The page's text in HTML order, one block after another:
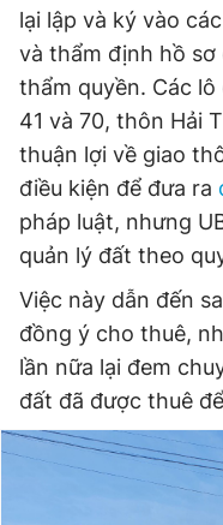
lại lập và ký vào các
và thẩm định hồ
thẩm quyền. Các
41 và 70, thôn Hải
thuận lợi về giao
điều kiện để đưa ra
pháp luật, nhưng
quản lý đất theo
Việc này dẫn đến
đồng ý cho thuê,
lần nữa lại đem
đất đã được thuê